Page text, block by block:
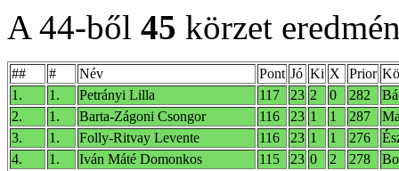
A 44-ből 45 körzet
## # Név Pont Jó Ki X Prior
1.
1. Petrányi Lilla 117 23 2 0 282
2.
1. Barta-Zágoni Csongor 116 23 1 1 287
3.
1. Folly-Ritvay Levente 116 23 1 1 276
4.
1. Iván Máté Domonkos 115 23 0 2 278